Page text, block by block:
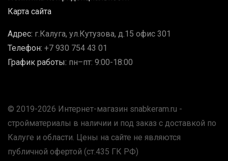
Карта сайта
Адрес: г.Калуга, ул.Кутузова, д.15 офис 301
Телефон: +7 930 754 43 01
График работы: пн–пт: 9:00-18:00
© 2019-2026 Интернет-магазин snabkeram.ru -
стройматериалы в наличии и под заказ с доставкой по
Калуге и области. Цены на сайте не являются
публичной офертой (ст.435 ГК РФ)